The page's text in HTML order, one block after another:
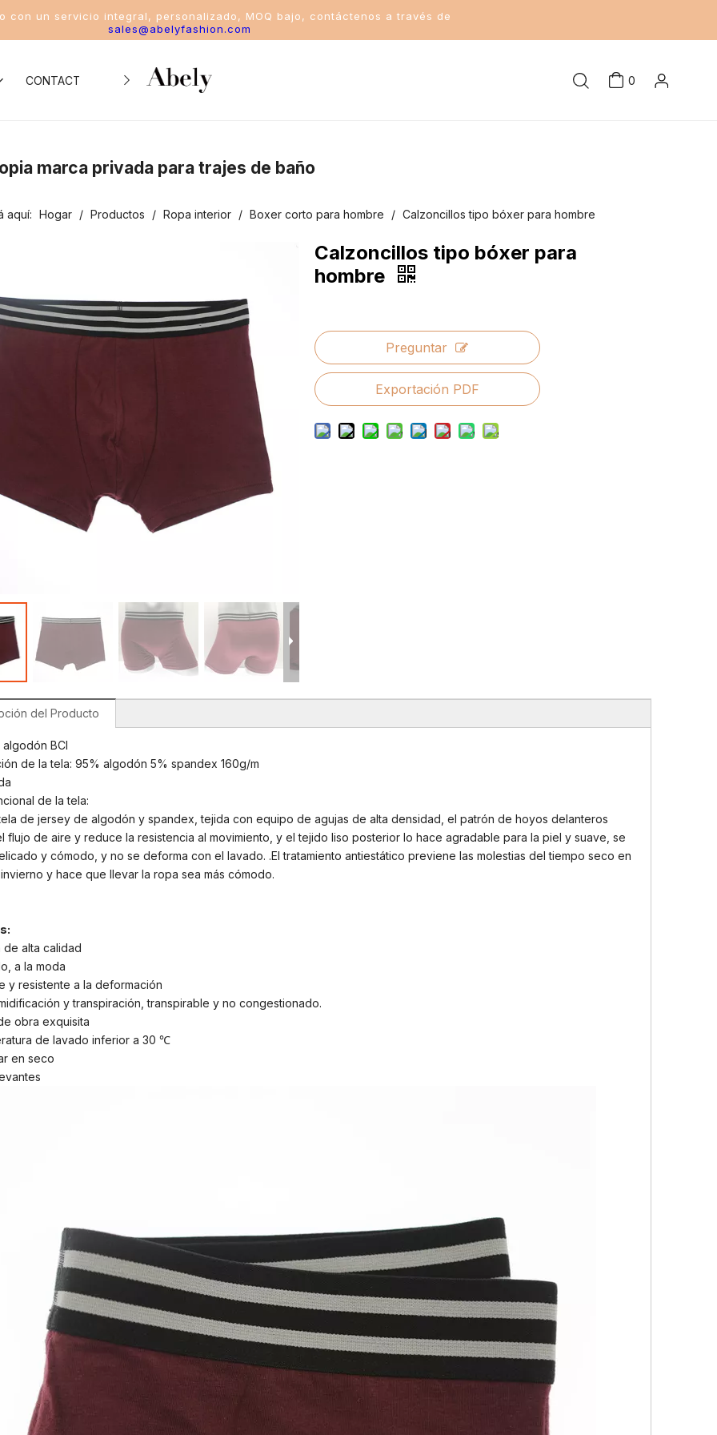
con un servicio integral, personalizado, MOQ bajo, contáctenos a través de
sales@abelyfashion.com
de la industria
del traje de baño de dos piezas
de trajes de baño deportivos para mujeres
de trajes de baño para hombres
de trajes de baño para niños
CONTACTO 0
marca privada para trajes de baño
aquí: Hogar / Productos / Ropa interior / Boxer corto para hombre / Calzoncillos tipo bóxer para hombre
Calzoncillos tipo bóxer para
hombre
Preguntar
Exportación PDF
del Producto
algodón BCI
de la tela: 95% algodón 5% spandex 160g/m
de la tela:
de jersey de algodón y spandex, tejida con equipo de agujas de alta densidad, el patrón de hoyos delanteros
flujo de aire y reduce la resistencia al movimiento, y el tejido liso posterior lo hace agradable para la piel y suave, se
y cómodo, y no se deforma con el lavado. .El tratamiento antiestático previene las molestias del tiempo seco en
y hace que llevar la ropa sea más cómodo.
de alta calidad
a la moda
y resistente a la deformación
y transpiración, transpirable y no congestionado.
obra exquisita
de lavado inferior a 30 ℃
en seco